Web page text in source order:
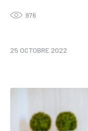
976
25 OCTOBRE 2022